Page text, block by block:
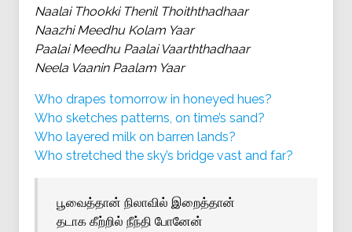
Naalai Thookki Thenil Thoiththadhaar
Naazhi Meedhu Kolam Yaar
Paalai Meedhu Paalai Vaarththadhaar
Neela Vaanin Paalam Yaar
Who drapes tomorrow in honeyed hues?
Who sketches patterns, on time’s sand?
Who layered milk on barren lands?
Who stretched the sky’s bridge vast and far?
பூவைத்தான் நிலாவில் இறைத்தான்
தடாக கீற்றில் நீந்தி போனேன்